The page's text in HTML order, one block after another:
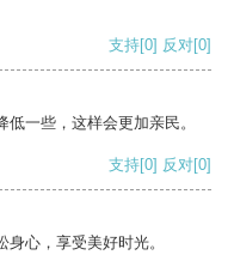
支持[0] 反对[0]
一些，这样会更加亲民。
支持[0] 反对[0]
心，享受美好时光。